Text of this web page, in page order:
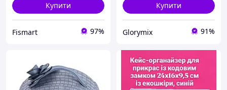
Купити
Fismart 97%
Купити
Glorymix 91%